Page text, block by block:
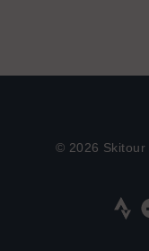
© 2026 Skitour